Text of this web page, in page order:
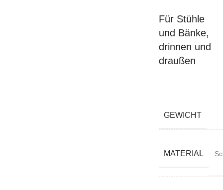
Für Stühle
und Bänke,
drinnen und
draußen
GEWICHT
MATERIAL